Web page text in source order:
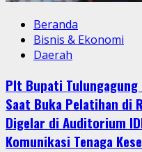
Beranda
Bisnis & Ekonomi
Daerah
Plt Bupati Tulungagung
Saat Buka Pelatihan di
Digelar di Auditorium
Komunikasi Tenaga